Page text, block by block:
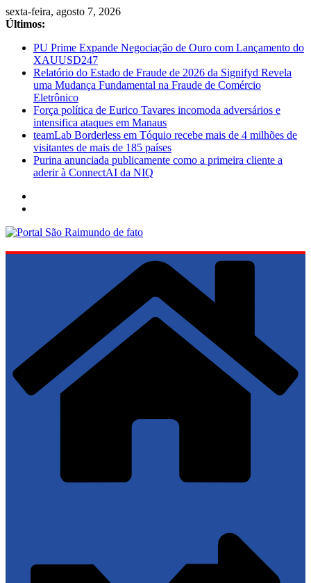
Pular
para
conteúdo
sexta-feira, agosto 7, 2026
Últimos:
PU Prime Expande Negociação de Ouro com Lançamento do
XAUUSD247
Relatório do Estado de Fraude de 2026 da Signifyd Revela
uma Mudança Fundamental na Fraude de Comércio
Eletrônico
Força política de Eurico Tavares incomoda adversários e
intensifica ataques em Manaus
teamLab Borderless em Tóquio recebe mais de 4 milhões de
visitantes de mais de 185 países
Purina anunciada publicamente como a primeira cliente a
aderir à ConnectAI da NIQ